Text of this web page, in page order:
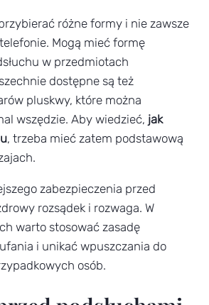
różne formy i nie zawsze
Mogą mieć formę
w przedmiotach
dostępne są też
pluskwy, które można
wszędzie. Aby wiedzieć, jak
, trzeba mieć zatem podstawową
zabezpieczenia przed
rozsądek i rozwaga. W
warto stosować zasadę
i unikać wpuszczania do
osób.